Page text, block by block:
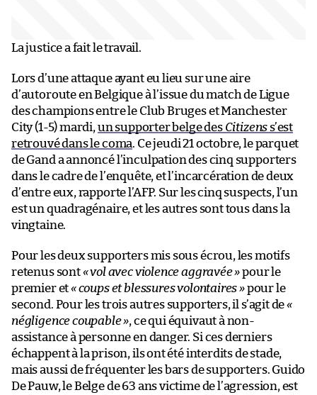
La justice a fait le travail.
Lors d’une attaque ayant eu lieu sur une aire
d’autoroute en Belgique à l’issue du match de Ligue
des champions entre le Club Bruges et Manchester
City (1-5) mardi, un supporter belge des Citizens s’est
retrouvé dans le coma. Ce jeudi 21 octobre, le parquet
de Gand a annoncé l’inculpation des cinq supporters
dans le cadre de l’enquête, et l’incarcération de deux
d’entre eux, rapporte l’AFP. Sur les cinq suspects, l’un
est un quadragénaire, et les autres sont tous dans la
vingtaine.
Pour les deux supporters mis sous écrou, les motifs
retenus sont« vol avec violence aggravée »pour le
premier et« coups et blessures volontaires »pour le
second. Pour les trois autres supporters, il s’agit de«
négligence coupable », ce qui équivaut à non-
assistance à personne en danger. Si ces derniers
échappent à la prison, ils ont été interdits de stade,
mais aussi de fréquenter les bars de supporters. Guido
De Pauw, le Belge de 63 ans victime de l’agression, est